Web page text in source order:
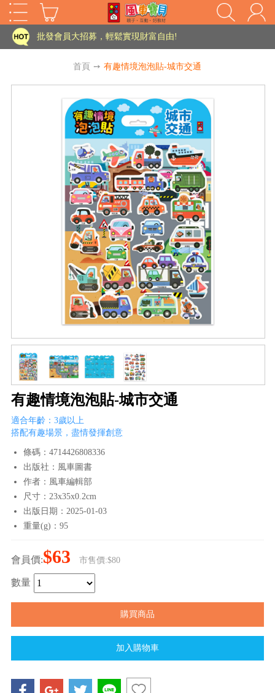
家長樂了!「風車書版集團暨FOOD超人企業總部」目前正興建中!
批發會員大招募，輕鬆實現財富自由!
老師您好!!幼教會員火熱招募中~
海外購物免煩惱！點我查看『海外購物流程說明』
批發會員大招募，輕鬆實現財富自由!
老師您好!!幼教會員火熱招募中~
海外購物免煩惱！點我查看『海外購物流程說明』
首頁 ➙ 有趣情境泡泡貼-城市交通
有趣情境泡泡貼-城市交通
適合年齡：3歲以上
搭配有趣場景，盡情發揮創意
條碼：4714426808336
出版社：風車圖書
作者：風車編輯部
尺寸：23x35x0.2cm
出版日期：2025-01-03
重量(g)：95
會員價:$63 市售價:$80
數量